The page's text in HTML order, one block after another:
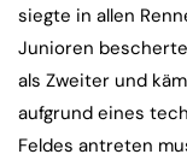
siegte in allen
Junioren
als Zweiter und
aufgrund eines
Feldes antreten